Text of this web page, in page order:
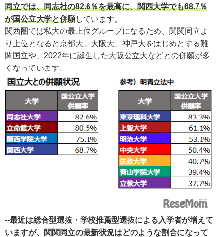
同立では、同志社の82.6％を最高に、関西大学でも68.7％
が国公立大学と併願しています。
関西圏では私大の最上位グループになるため、関関同立よ
り上位となると京都大、大阪大、神戸大をはじめとする難
関国立や、2022年に誕生した大阪公立大などとの併願が多
くなっています。
--最近は総合型選抜・学校推薦型選抜による入学者が増えて
いますが、関関同立の最新状況はどのような割合になって